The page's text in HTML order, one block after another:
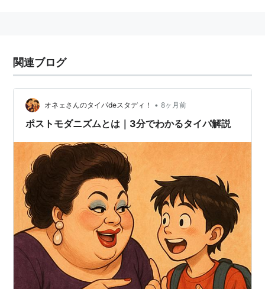
関連用語
大衆、モダン、モダニズム、構造主義、ドゥルーズ
関連ブログ
オネェさんのタイパdeスタディ！ • 8ヶ月前
ポストモダニズムとは｜3分でわかるタイパ解説